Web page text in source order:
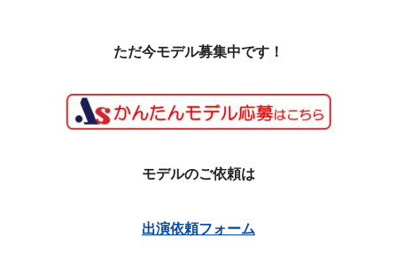
ただ今モデル募集中です！
モデルのご依頼は
出演依頼フォーム